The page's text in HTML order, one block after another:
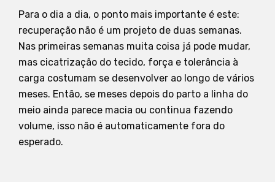
Para o dia a dia, o ponto mais importante é este:
recuperação não é um projeto de duas semanas.
Nas primeiras semanas muita coisa já pode mudar,
mas cicatrização do tecido, força e tolerância à
carga costumam se desenvolver ao longo de vários
meses. Então, se meses depois do parto a linha do
meio ainda parece macia ou continua fazendo
volume, isso não é automaticamente fora do
esperado.